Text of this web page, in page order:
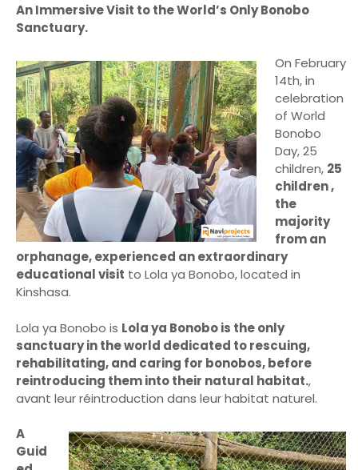
An Immersive Visit to the World’s Only Bonobo
Sanctuary.
On February
14th, in
celebration
of World
Bonobo
Day, 25
children, 25
children ,
the
majority
from an
orphanage, experienced an extraordinary
educational visit to Lola ya Bonobo, located in
Kinshasa.
Lola ya Bonobo is Lola ya Bonobo is the only
sanctuary in the world dedicated to rescuing,
rehabilitating, and caring for bonobos, before
reintroducing them into their natural habitat.,
avant leur réintroduction dans leur habitat naturel.
A
Guid